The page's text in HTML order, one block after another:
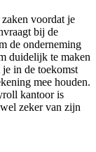
zaken voordat je
bij de
de onderneming
duidelijk te maken
in de toekomst
mee houden.
kantoor is
zeker van zijn